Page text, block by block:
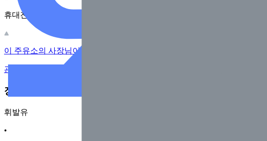
휴대전화 카메라로 찍어보세요
이 주유소의 사장님이신가요?
관리하기
장소 근처 주유소
휘발유
•